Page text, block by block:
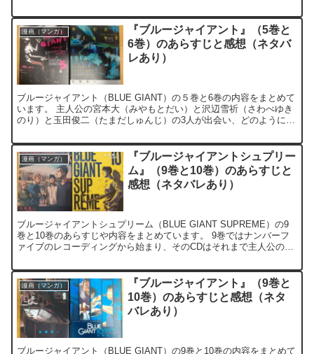
漫画（マンガ）
『ブルージャイアント』（5巻と
6巻）のあらすじと感想（ネタバ
レあり）
ブルージャイアント（BLUE GIANT）の５巻と6巻の内容をまとめて
います。 主人公の宮本大（みやもとだい）と沢辺雪祈（さわべゆき
のり）と玉田俊二（たまだしゅんじ）の3人が出会い、どのように
漫画（マンガ）
『ブルージャイアントシュプリー
ム』（9巻と10巻）のあらすじと
感想（ネタバレあり）
ブルージャイアントシュプリーム（BLUE GIANT SUPREME）の9
巻と10巻のあらすじや内容をまとめています。 9巻ではナンバーフ
ァイブのレコーディングから始まり、そのCDはそれまで主人公の宮
漫画（マンガ）
『ブルージャイアント』（9巻と
10巻）のあらすじと感想（ネタ
バレあり）
ブルージャイアント（BLUE GIANT）の9巻と10巻の内容をまとめて